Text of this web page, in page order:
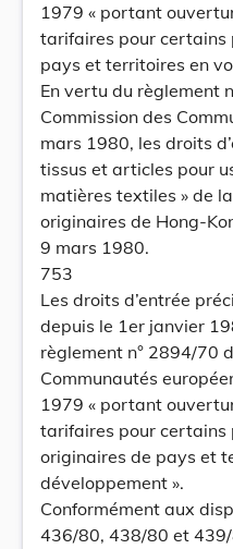
1979 « portant
tarifaires pour certains
pays et territoires en
En vertu du règlement
Commission des
mars 1980, les droits
tissus et articles pour
matières textiles » de
originaires de Hong-
9 mars 1980.
753
Les droits d’entrée
depuis le 1er janvier
règlement n° 2894/70
Communautés
1979 « portant
tarifaires pour certains
originaires de pays et
développement ».
Conformément aux
436/80, 438/80 et 439/